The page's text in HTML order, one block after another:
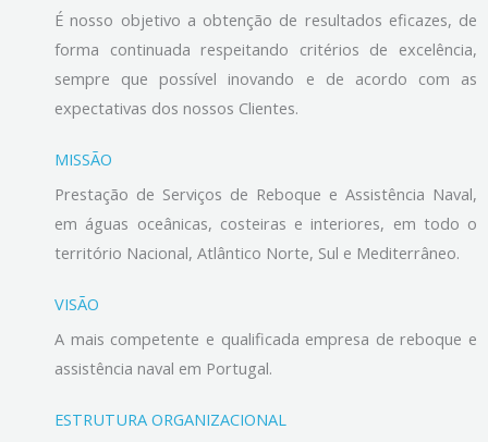
É nosso objetivo a obtenção de resultados eficazes, de
forma continuada respeitando critérios de excelência,
sempre que possível inovando e de acordo com as
expectativas dos nossos Clientes.
MISSÃO
Prestação de Serviços de Reboque e Assistência Naval,
em águas oceânicas, costeiras e interiores, em todo o
território Nacional, Atlântico Norte, Sul e Mediterrâneo.
VISÃO
A mais competente e qualificada empresa de reboque e
assistência naval em Portugal.
ESTRUTURA ORGANIZACIONAL